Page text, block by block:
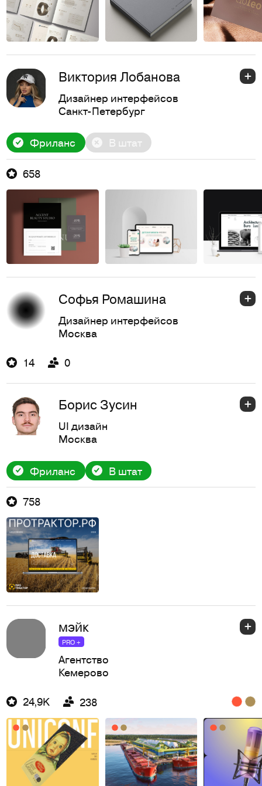
Виктория Лобанова
Дизайнер интерфейсов
Санкт-Петербург
Фриланс В штат
658
Софья Ромашина
Дизайнер интерфейсов
Москва
14 0
Борис Зусин
UI дизайн
Москва
Фриланс В штат
758
мэйк
PRO +
Агентство
Кемерово
24,9K 238